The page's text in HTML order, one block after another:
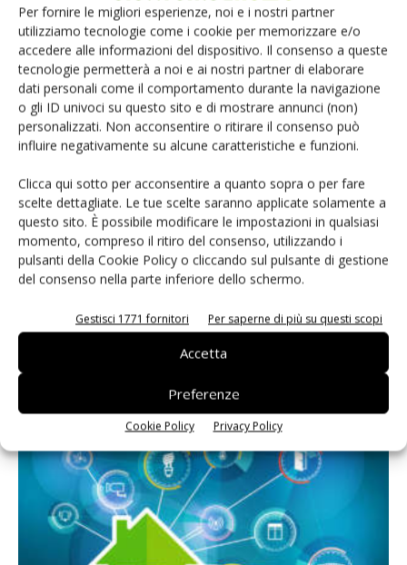
Per fornire le migliori esperienze, noi e i nostri partner
utilizziamo tecnologie come i cookie per memorizzare e/o
accedere alle informazioni del dispositivo. Il consenso a queste
tecnologie permetterà a noi e ai nostri partner di elaborare
dati personali come il comportamento durante la navigazione
o gli ID univoci su questo sito e di mostrare annunci (non)
personalizzati. Non acconsentire o ritirare il consenso può
influire negativamente su alcune caratteristiche e funzioni.
Clicca qui sotto per acconsentire a quanto sopra o per fare
scelte dettagliate. Le tue scelte saranno applicate solamente a
questo sito. È possibile modificare le impostazioni in qualsiasi
momento, compreso il ritiro del consenso, utilizzando i
pulsanti della Cookie Policy o cliccando sul pulsante di gestione
del consenso nella parte inferiore dello schermo.
Gestisci 1771 fornitori Per saperne di più su questi scopi
Accetta
Preferenze
Cookie Policy Privacy Policy
Lo streaming video entra in casa
Fabio Boiocchi - 29 Maggio 2018
Home e building automation: intelligenza e innovazione